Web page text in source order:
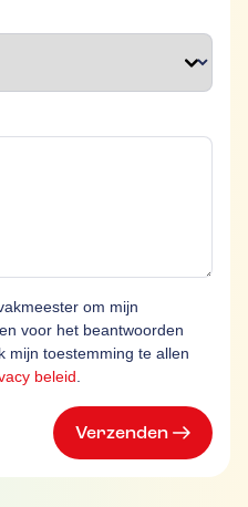
om mijn
voor het beantwoorden
mijn toestemming te allen
beleid
Verzenden